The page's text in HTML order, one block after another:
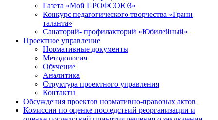
Газета «Мой ПРОФСОЮЗ»
Конкурс педагогического творчества «Грани
таланта»
Санаторий- профилакторий «Юбилейный»
Проектное управление
Нормативные документы
Методология
Обучение
Аналитика
Структура проектного управления
Контакты
Обсуждения проектов нормативно-правовых актов
Комиссии по оценке последствий реорганизации и